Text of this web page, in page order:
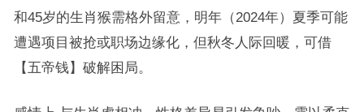
和45岁的生肖猴需格外留意，明年（2024年）夏季可能
遭遇项目被抢或职场边缘化，但秋冬人际回暖，可借
【五帝钱】破解困局。